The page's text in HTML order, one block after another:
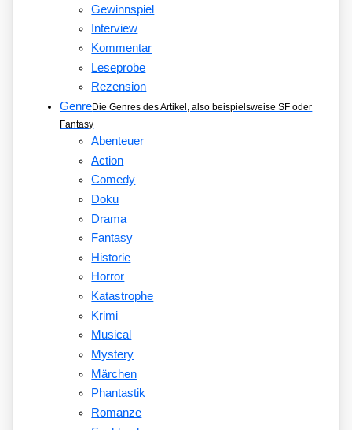
Gewinnspiel
Interview
Kommentar
Leseprobe
Rezension
GenreDie Genres des Artikel, also beispielsweise SF oder
Fantasy
Abenteuer
Action
Comedy
Doku
Drama
Fantasy
Historie
Horror
Katastrophe
Krimi
Musical
Mystery
Märchen
Phantastik
Romanze